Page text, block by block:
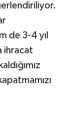
de 3-4 yıl
ihracat